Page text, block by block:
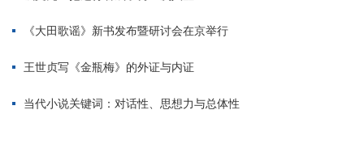
《大田歌谣》新书发布暨研讨会在京举行
王世贞写《金瓶梅》的外证与内证
当代小说关键词：对话性、思想力与总体性